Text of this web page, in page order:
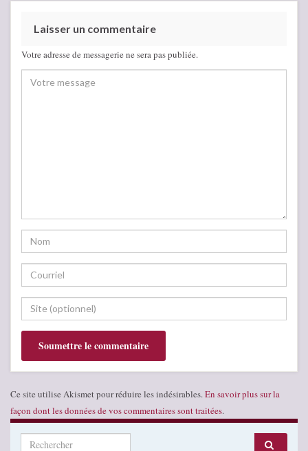
Laisser un commentaire
Votre adresse de messagerie ne sera pas publiée.
Ce site utilise Akismet pour réduire les indésirables. En savoir plus sur la
façon dont les données de vos commentaires sont traitées.
Search for: